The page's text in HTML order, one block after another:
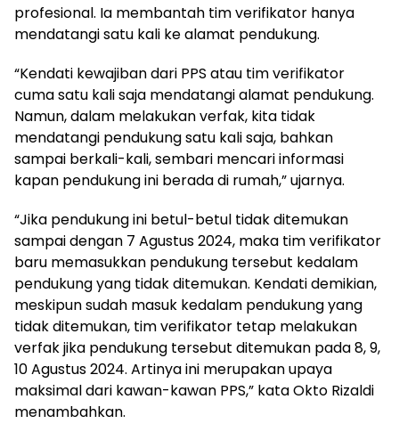
profesional. Ia membantah tim verifikator hanya
mendatangi satu kali ke alamat pendukung.
“Kendati kewajiban dari PPS atau tim verifikator
cuma satu kali saja mendatangi alamat pendukung.
Namun, dalam melakukan verfak, kita tidak
mendatangi pendukung satu kali saja, bahkan
sampai berkali-kali, sembari mencari informasi
kapan pendukung ini berada di rumah,” ujarnya.
“Jika pendukung ini betul-betul tidak ditemukan
sampai dengan 7 Agustus 2024, maka tim verifikator
baru memasukkan pendukung tersebut kedalam
pendukung yang tidak ditemukan. Kendati demikian,
meskipun sudah masuk kedalam pendukung yang
tidak ditemukan, tim verifikator tetap melakukan
verfak jika pendukung tersebut ditemukan pada 8, 9,
10 Agustus 2024. Artinya ini merupakan upaya
maksimal dari kawan-kawan PPS,” kata Okto Rizaldi
menambahkan.